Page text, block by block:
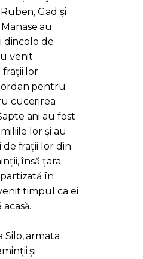
Gad și
au
dincolo de
venit
lor
pentru
cucerirea
ani au fost
lor și au
frații lor din
însă țara
în
timpul ca ei
Silo, armata
și